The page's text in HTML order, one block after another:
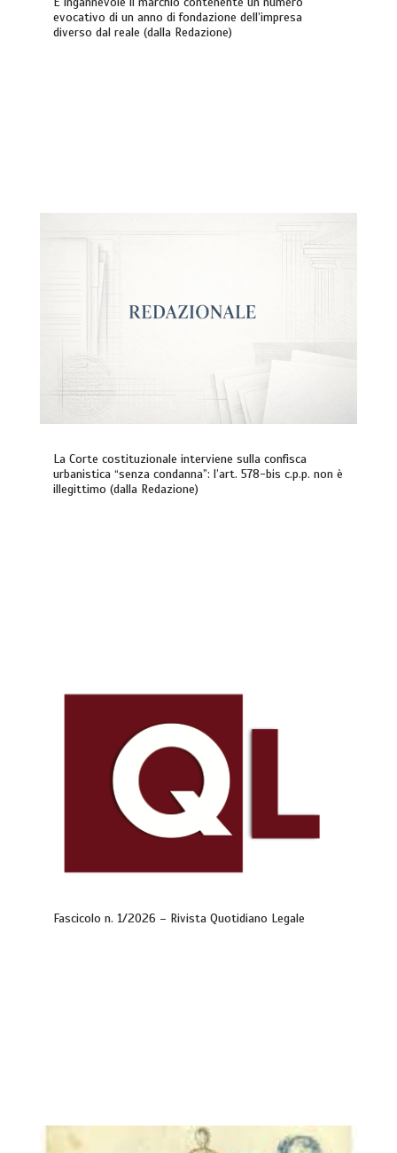
evocativo di un anno di fondazione dell’impresa
diverso dal reale (dalla Redazione)
La Corte costituzionale interviene sulla confisca
urbanistica “senza condanna”: l’art. 578-bis c.p.p. non è
illegittimo (dalla Redazione)
Fascicolo n. 1/2026 – Rivista Quotidiano Legale